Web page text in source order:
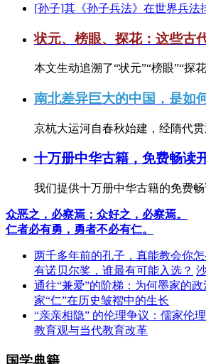
[孙子]其《孙子兵法》在世界兵法
状元、榜眼、探花：这些古
本文生动追溯了“状元”“榜眼”“探
南北差异巨大的中国，是如
京杭大运河自春秋始建，经隋代
十万册中华古籍，免费畅读
我们提供十万册中华古籍的免费
众恶之，必察焉；众好之，必察焉。
仁者必有勇，勇者不必有仁。
两千多年前的孔子，真能教会你怎
有诺贝尔奖，谁最有可能入选？
通往“兼爱”的阶梯：为何墨家的
家“仁”在历史皱褶中的生长
“亲亲相隐” 的伦理争议：儒家伦
教育观与当代教育改革
国学典籍